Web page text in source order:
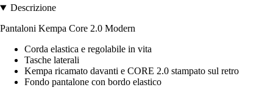
Descrizione
Pantaloni Kempa Core 2.0 Modern
Corda elastica e regolabile in vita
Tasche laterali
Kempa ricamato davanti e CORE 2.0 stampato sul retro
Fondo pantalone con bordo elastico